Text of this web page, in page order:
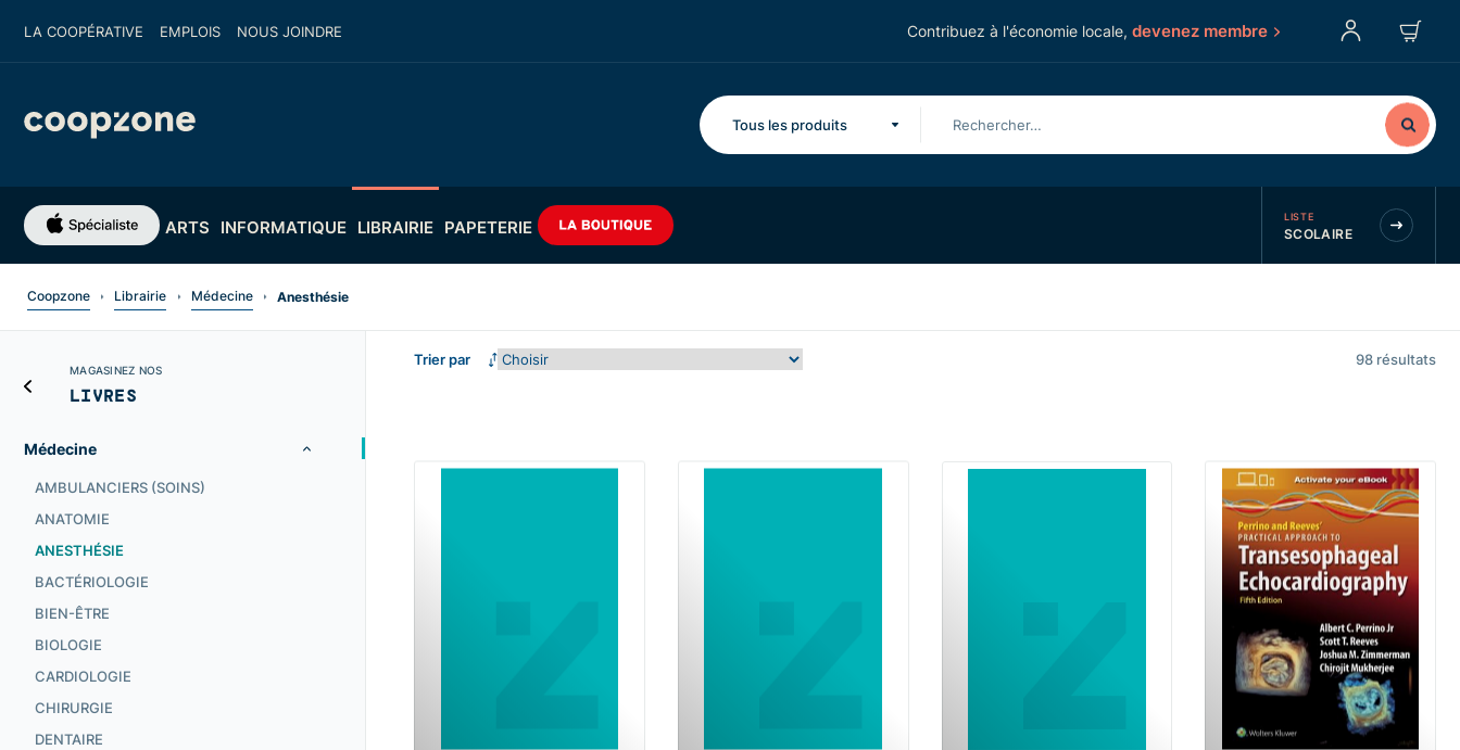
LA COOPÉRATIVE EMPLOIS NOUS JOINDRE Contribuez à l'économie locale, devenez membre
Tous les produits
ARTS INFORMATIQUE LIBRAIRIE PAPETERIE LISTE
SCOLAIRE
Coopzone Librairie Médecine Anesthésie
MAGASINEZ NOS
LIVRES
Médecine
AMBULANCIERS (SOINS)
ANATOMIE
ANESTHÉSIE
BACTÉRIOLOGIE
BIEN-ÊTRE
BIOLOGIE
CARDIOLOGIE
CHIRURGIE
DENTAIRE
Trier par 98 résultats